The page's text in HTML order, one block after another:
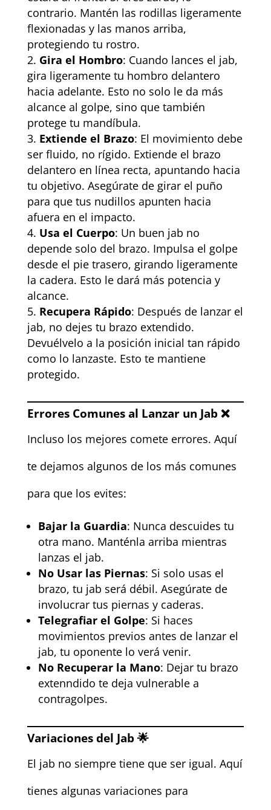
contrario. Mantén las rodillas ligeramente
flexionadas y las manos arriba,
protegiendo tu rostro.
Gira el Hombro: Cuando lances el jab,
gira ligeramente tu hombro delantero
hacia adelante. Esto no solo le da más
alcance al golpe, sino que también
protege tu mandíbula.
Extiende el Brazo: El movimiento debe
ser fluido, no rígido. Extiende el brazo
delantero en línea recta, apuntando hacia
tu objetivo. Asegúrate de girar el puño
para que tus nudillos apunten hacia
afuera en el impacto.
Usa el Cuerpo: Un buen jab no
depende solo del brazo. Impulsa el golpe
desde el pie trasero, girando ligeramente
la cadera. Esto le dará más potencia y
alcance.
Recupera Rápido: Después de lanzar el
jab, no dejes tu brazo extendido.
Devuélvelo a la posición inicial tan rápido
como lo lanzaste. Esto te mantiene
protegido.
Errores Comunes al Lanzar un Jab ❌
Incluso los mejores comete errores. Aquí
te dejamos algunos de los más comunes
para que los evites:
Bajar la Guardia: Nunca descuides tu
otra mano. Manténla arriba mientras
lanzas el jab.
No Usar las Piernas: Si solo usas el
brazo, tu jab será débil. Asegúrate de
involucrar tus piernas y caderas.
Telegrafiar el Golpe: Si haces
movimientos previos antes de lanzar el
jab, tu oponente lo verá venir.
No Recuperar la Mano: Dejar tu brazo
extenndido te deja vulnerable a
contragolpes.
Variaciones del Jab 🌟
El jab no siempre tiene que ser igual. Aquí
tienes algunas variaciones para